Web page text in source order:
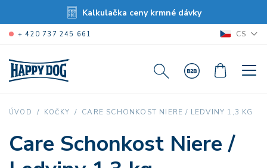
Kalkulačka ceny krmné dávky
+ 420 737 245 661 CS
ÚVOD KOČKY CARE SCHONKOST NIERE / LEDVINY 1,3 KG
Care Schonkost Niere /